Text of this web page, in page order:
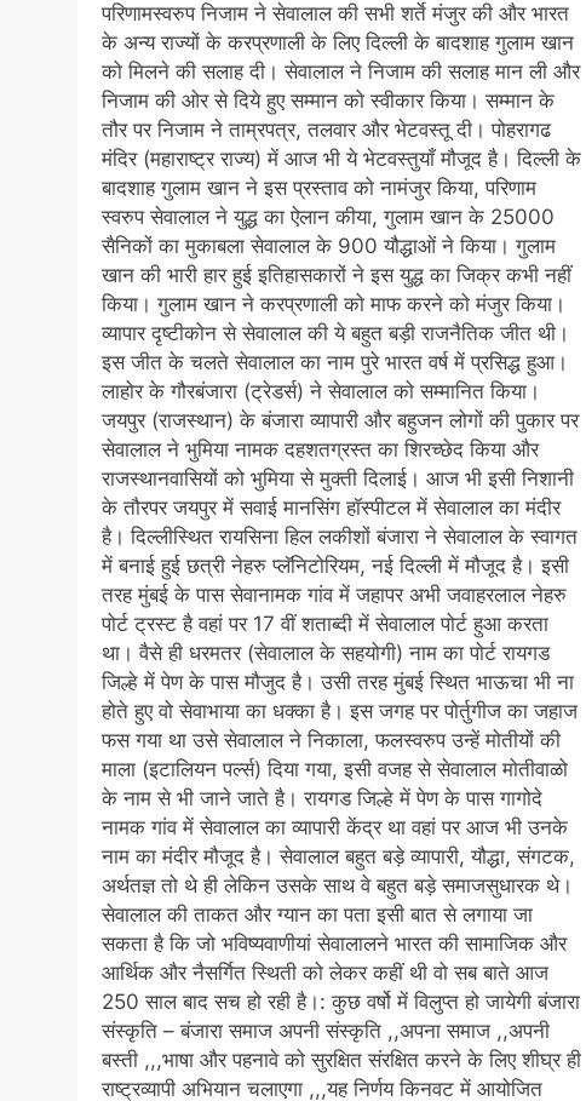
परिणामस्वरुप निजाम ने सेवालाल की सभी शर्ते मंजुर की और भारत
के अन्य राज्यों के करप्रणाली के लिए दिल्ली के बादशाह गुलाम खान
को मिलने की सलाह दी। सेवालाल ने निजाम की सलाह मान ली और
निजाम की ओर से दिये हुए सम्मान को स्वीकार किया। सम्मान के
तौर पर निजाम ने ताम्रपत्र, तलवार और भेटवस्तू दी। पोहरागढ
मंदिर (महाराष्ट्र राज्य) में आज भी ये भेटवस्तुयाँ मौजूद है। दिल्ली के
बादशाह गुलाम खान ने इस प्रस्ताव को नामंजुर किया, परिणाम
स्वरुप सेवालाल ने युद्ध का ऐलान कीया, गुलाम खान के 25000
सैनिकों का मुकाबला सेवालाल के 900 यौद्धाओं ने किया। गुलाम
खान की भारी हार हुई इतिहासकारों ने इस युद्ध का जिक्र कभी नहीं
किया। गुलाम खान ने करप्रणाली को माफ करने को मंजुर किया।
व्यापार दृष्टीकोन से सेवालाल की ये बहुत बड़ी राजनैतिक जीत थी।
इस जीत के चलते सेवालाल का नाम पुरे भारत वर्ष में प्रसिद्ध हुआ।
लाहोर के गौरबंजारा (ट्रेडर्स) ने सेवालाल को सम्मानित किया।
जयपुर (राजस्थान) के बंजारा व्यापारी और बहुजन लोगों की पुकार पर
सेवालाल ने भुमिया नामक दहशतग्रस्त का शिरच्छेद किया और
राजस्थानवासियों को भुमिया से मुक्ती दिलाई। आज भी इसी निशानी
के तौरपर जयपुर में सवाई मानसिंग हॉस्पीटल में सेवालाल का मंदीर
है। दिल्लीस्थित रायसिना हिल लकीशों बंजारा ने सेवालाल के स्वागत
में बनाई हुई छत्री नेहरु प्लॅनिटोरियम, नई दिल्ली में मौजूद है। इसी
तरह मुंबई के पास सेवानामक गांव में जहापर अभी जवाहरलाल नेहरु
पोर्ट ट्रस्ट है वहां पर 17 वीं शताब्दी में सेवालाल पोर्ट हुआ करता
था। वैसे ही धरमतर (सेवालाल के सहयोगी) नाम का पोर्ट रायगड
जिल्हे में पेण के पास मौजुद है। उसी तरह मुंबई स्थित भाऊचा भी ना
होते हुए वो सेवाभाया का धक्का है। इस जगह पर पोर्तुगीज का जहाज
फस गया था उसे सेवालाल ने निकाला, फलस्वरुप उन्हें मोतीयों की
माला (इटालियन पर्ल्स) दिया गया, इसी वजह से सेवालाल मोतीवाळो
के नाम से भी जाने जाते है। रायगड जिल्हे में पेण के पास गागोदे
नामक गांव में सेवालाल का व्यापारी केंद्र था वहां पर आज भी उनके
नाम का मंदीर मौजूद है। सेवालाल बहुत बड़े व्यापारी, यौद्धा, संगटक,
अर्थतज्ञ तो थे ही लेकिन उसके साथ वे बहुत बड़े समाजसुधारक थे।
सेवालाल की ताकत और ग्यान का पता इसी बात से लगाया जा
सकता है कि जो भविष्यवाणीयां सेवालालने भारत की सामाजिक और
आर्थिक और नैसर्गित स्थिती को लेकर कहीं थी वो सब बाते आज
250 साल बाद सच हो रही है।: कुछ वर्षो में विलुप्त हो जायेगी बंजारा
संस्कृति – बंजारा समाज अपनी संस्कृति ,,अपना समाज ,,अपनी
बस्ती ,,,भाषा और पहनावे को सुरक्षित संरक्षित करने के लिए शीघ्र ही
राष्ट्रव्यापी अभियान चलाएगा ,,,यह निर्णय किनवट में आयोजित